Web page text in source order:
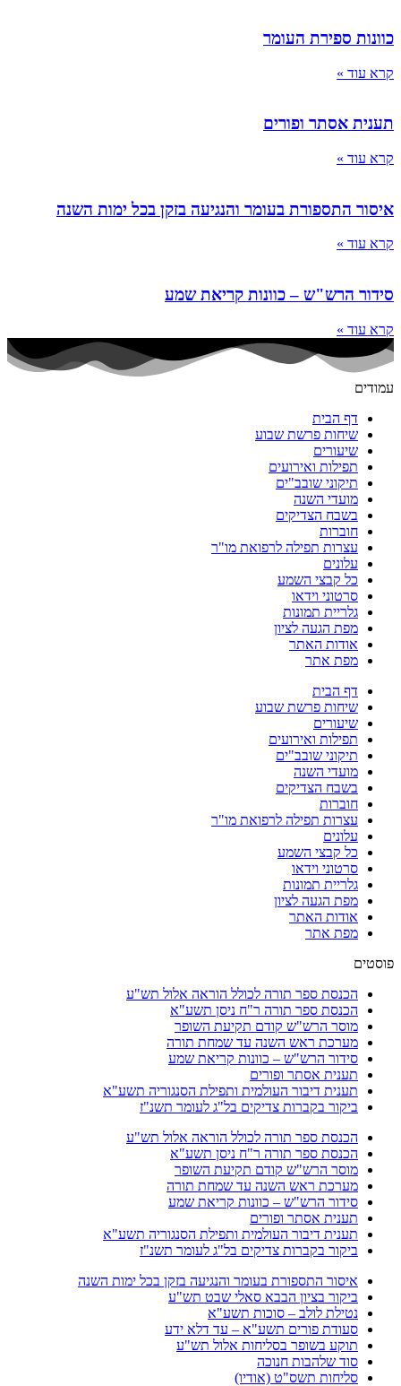
כוונות ספירת העומר
קרא עוד »
תענית אסתר ופורים
קרא עוד »
איסור התספורת בעומר והנגיעה בזקן בכל ימות השנה
קרא עוד »
סידור הרש"ש – כוונות קריאת שמע
קרא עוד »
עמודים
דף הבית
שיחות פרשת שבוע
שיעורים
תפילות ואירועים
תיקוני שובב"ים
מועדי השנה
בשבח הצדיקים
חוברות
עצרות תפילה לרפואת מו"ר
עלונים
כל קבצי השמע
סרטוני וידאו
גלריית תמונות
מפת הגעה לציון
אודות האתר
מפת אתר
דף הבית
שיחות פרשת שבוע
שיעורים
תפילות ואירועים
תיקוני שובב"ים
מועדי השנה
בשבח הצדיקים
חוברות
עצרות תפילה לרפואת מו"ר
עלונים
כל קבצי השמע
סרטוני וידאו
גלריית תמונות
מפת הגעה לציון
אודות האתר
מפת אתר
פוסטים
הכנסת ספר תורה לכולל הוראה אלול תש"ע
הכנסת ספר תורה ר"ח ניסן תשע"א
מוסר הרש"ש קודם תקיעת השופר
מערכת ראש השנה עד שמחת תורה
סידור הרש"ש – כוונות קריאת שמע
תענית אסתר ופורים
תענית דיבור העולמית ותפילת הסנגוריה תשע"א
ביקור בקברות צדיקים בל"ג לעומר תשנ"ז
הכנסת ספר תורה לכולל הוראה אלול תש"ע
הכנסת ספר תורה ר"ח ניסן תשע"א
מוסר הרש"ש קודם תקיעת השופר
מערכת ראש השנה עד שמחת תורה
סידור הרש"ש – כוונות קריאת שמע
תענית אסתר ופורים
תענית דיבור העולמית ותפילת הסנגוריה תשע"א
ביקור בקברות צדיקים בל"ג לעומר תשנ"ז
איסור התספורת בעומר והנגיעה בזקן בכל ימות השנה
ביקור בציון הבבא סאלי שבט תש"ע
נטילת לולב – סוכות תשע"א
סעודת פורים תשע"א – עד דלא ידע
תוקע בשופר בסליחות אלול תש"ע
סוד שלהבות חנוכה
סליחות תשס"ט (אודיו)